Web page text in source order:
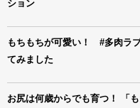
ション
もちもちが可愛い！ #多肉ラ
てみました
お尻は何歳からでも育つ！ 「